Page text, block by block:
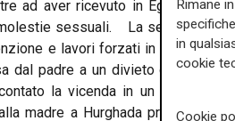
ad aver ricevuto in Egitto
sessuali. La settimana
e lavori forzati in Egitto per
dal padre a un divieto di espatrio
la vicenda in un video su
madre a Hurghada presso il
Rimane
in
cookie
Cookie